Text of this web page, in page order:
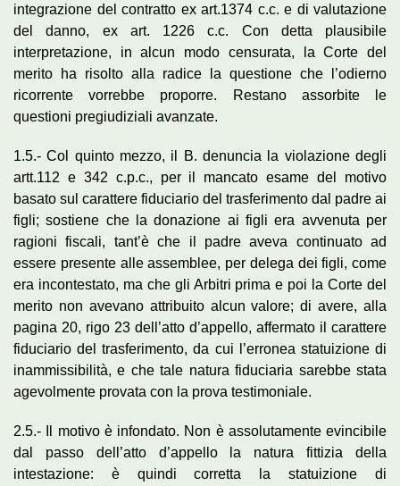
integrazione del contratto ex art.1374 c.c. e di valutazione
del danno, ex art. 1226 c.c. Con detta plausibile
interpretazione, in alcun modo censurata, la Corte del
merito ha risolto alla radice la questione che l’odierno
ricorrente vorrebbe proporre. Restano assorbite le
questioni pregiudiziali avanzate.
1.5.- Col quinto mezzo, il B. denuncia la violazione degli
artt.112 e 342 c.p.c., per il mancato esame del motivo
basato sul carattere fiduciario del trasferimento dal padre ai
figli; sostiene che la donazione ai figli era avvenuta per
ragioni fiscali, tant’è che il padre aveva continuato ad
essere presente alle assemblee, per delega dei figli, come
era incontestato, ma che gli Arbitri prima e poi la Corte del
merito non avevano attribuito alcun valore; di avere, alla
pagina 20, rigo 23 dell’atto d’appello, affermato il carattere
fiduciario del trasferimento, da cui l’erronea statuizione di
inammissibilità, e che tale natura fiduciaria sarebbe stata
agevolmente provata con la prova testimoniale.
2.5.- Il motivo è infondato. Non è assolutamente evincibile
dal passo dell’atto d’appello la natura fittizia della
intestazione: è quindi corretta la statuizione di